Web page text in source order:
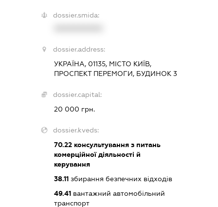
dossier.smida:
dossier.address:
УКРАЇНА, 01135, МІСТО КИЇВ,
ПРОСПЕКТ ПЕРЕМОГИ, БУДИНОК 3
dossier.capital:
20 000 грн.
dossier.kveds:
70.22консультування з питань
комерційної діяльності й
керування
38.11збирання безпечних відходів
49.41вантажний автомобільний
транспорт